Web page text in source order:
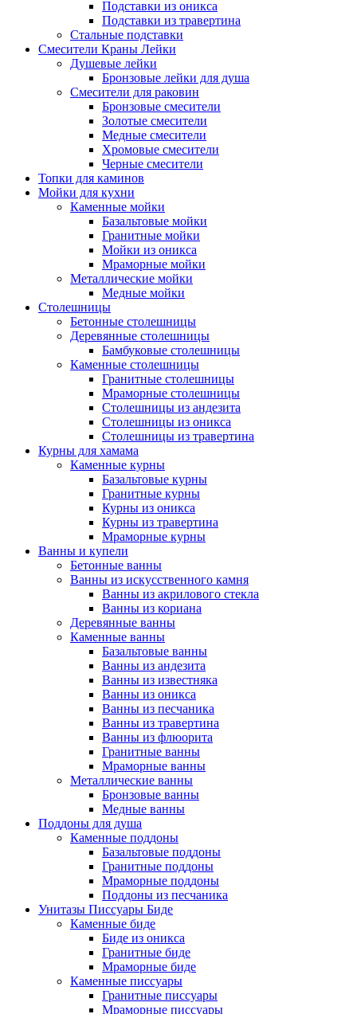
Подставки из оникса
Подставки из травертина
Стальные подставки
Смесители Краны Лейки
Душевые лейки
Бронзовые лейки для душа
Смесители для раковин
Бронзовые смесители
Золотые смесители
Медные смесители
Хромовые смесители
Черные смесители
Топки для каминов
Мойки для кухни
Каменные мойки
Базальтовые мойки
Гранитные мойки
Мойки из оникса
Мраморные мойки
Металлические мойки
Медные мойки
Столешницы
Бетонные столешницы
Деревянные столешницы
Бамбуковые столешницы
Каменные столешницы
Гранитные столешницы
Мраморные столешницы
Столешницы из андезита
Столешницы из оникса
Столешницы из травертина
Курны для хамама
Каменные курны
Базальтовые курны
Гранитные курны
Курны из оникса
Курны из травертина
Мраморные курны
Ванны и купели
Бетонные ванны
Ванны из искусственного камня
Ванны из акрилового стекла
Ванны из кориана
Деревянные ванны
Каменные ванны
Базальтовые ванны
Ванны из андезита
Ванны из известняка
Ванны из оникса
Ванны из песчаника
Ванны из травертина
Ванны из флюорита
Гранитные ванны
Мраморные ванны
Металлические ванны
Бронзовые ванны
Медные ванны
Поддоны для душа
Каменные поддоны
Базальтовые поддоны
Гранитные поддоны
Мраморные поддоны
Поддоны из песчаника
Унитазы Писсуары Биде
Каменные биде
Биде из оникса
Гранитные биде
Мраморные биде
Каменные писсуары
Гранитные писсуары
Мраморные писсуары